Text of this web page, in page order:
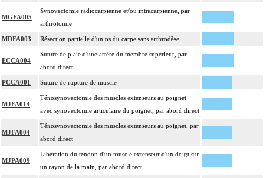
MGFA005
Synovectomie radiocarpienne et/ou intracarpienne, par
arthrotomie
MDFA003 Résection partielle d'un os du carpe sans arthrodèse
ECCA004
Suture de plaie d'une artère du membre supérieur, par
abord direct
PCCA001 Suture de rupture de muscle
MJFA014
Ténosynovectomie des muscles extenseurs au poignet
avec synovectomie articulaire du poignet, par abord direct
MJFA004
Ténosynovectomie des muscles extenseurs au poignet, par
abord direct
MJPA009
Libération du tendon d'un muscle extenseur d'un doigt sur
un rayon de la main, par abord direct